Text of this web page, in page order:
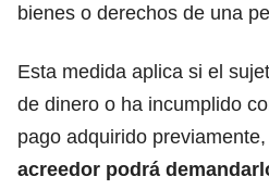
bienes o derechos de una
Esta medida aplica si el
de dinero o ha incumplido
pago adquirido
acreedor podrá